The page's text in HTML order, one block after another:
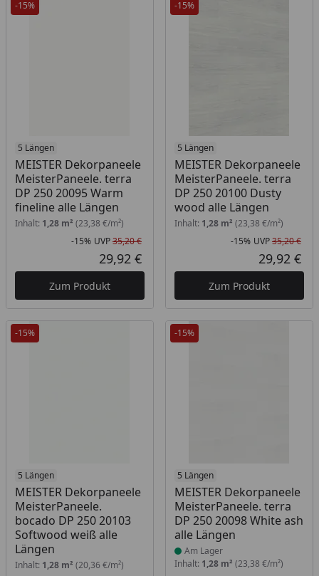
-15%
5 Längen
MEISTER Dekorpaneele
MeisterPaneele. terra
DP 250 20095 Warm
fineline alle Längen
Inhalt: 1,28 m² (23,38 €/m²)
Rabatt in Prozent
-15%
Ursprünglicher Preis
UVP35,20 €
Aktueller Preis
29,92 €
Zum Produkt
-15%
5 Längen
MEISTER Dekorpaneele
MeisterPaneele. terra
DP 250 20100 Dusty
wood alle Längen
Inhalt: 1,28 m² (23,38 €/m²)
-15% UVP35,20 €
29,92 €
Zum Produkt
-15%
5 Längen
MEISTER Dekorpaneele
MeisterPaneele.
bocado DP 250 20103
Softwood weiß alle
Längen
Inhalt: 1,28 m² (20,36 €/m²)
-15%
5 Längen
MEISTER Dekorpaneele
MeisterPaneele. terra
DP 250 20098 White ash
alle Längen
Produkt am Lager
Am Lager
Inhalt: 1,28 m² (23,38 €/m²)